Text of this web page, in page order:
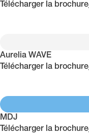
Télécharger la brochure
Aurelia WAVE
Télécharger la brochure
MDJ
Télécharger la brochure